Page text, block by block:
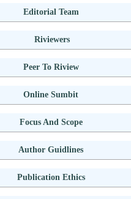
Editorial Team
Riviewers
Peer To Riview
Online Sumbit
Focus And Scope
Author Guidlines
Publication Ethics